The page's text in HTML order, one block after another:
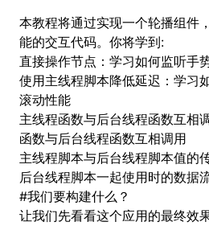
本教程将通过实现一个轮播组件
能的交互代码。你将学到:
直接操作节点 ：学习如何监听手
使用主线程脚本降低延迟 ：学习
滚动性能
主线程函数与后台线程函数互相
函数与后台线程函数互相调用
主线程脚本与后台线程脚本值的
后台线程脚本一起使用时的数据
#我们要构建什么？
让我们先看看这个应用的最终效